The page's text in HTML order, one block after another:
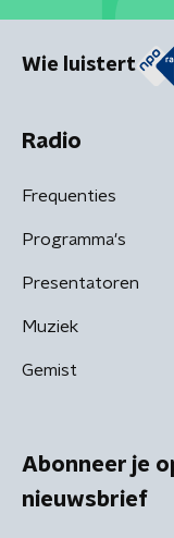
Wie luistert
Radio
Frequenties
Programma's
Presentatoren
Muziek
Gemist
Abonneer je
nieuwsbrief